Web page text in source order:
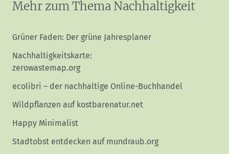
Mehr zum Thema Nachhaltigkeit
Grüner Faden: Der grüne Jahresplaner
Nachhaltigkeitskarte:
zerowastemap.org
ecolibri – der nachhaltige Online-Buchhandel
Wildpflanzen auf kostbarenatur.net
Happy Minimalist
Stadtobst entdecken auf mundraub.org